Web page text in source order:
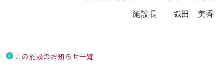
施設長 織田 美香
この施設のお知らせ一覧